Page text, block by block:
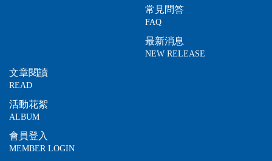
常見問答
FAQ
最新消息
NEW RELEASE
文章閱讀
READ
活動花絮
ALBUM
會員登入
MEMBER LOGIN